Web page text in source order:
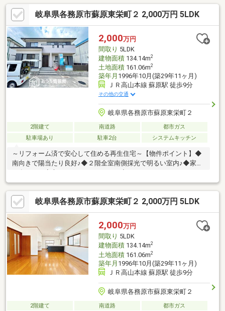
換、クロス張替で内装もピカピカ♪・外壁塗装で外観もリフレッシ
ュ済み！●増築：昭和44年●ファミリーにうれしい4SDK！各居室6
畳以上でゆとりある住空間♪●便利なサービスルーム付き！収納や
趣味部屋としても活用できます♪●陽当たり良好な南向き！明るく
暖かいお住まいで快適生活♪ぜひ一度、現地をご覧ください！お気
軽にお問い合わせください♪セットバック有り
岐阜県各務原市蘇原東栄町２ 2,000万円 5LDK
2,000万円
間取り 5LDK
建物面積134.14m2
土地面積161.06m2
築年月 1996年10月(築29年11ヶ月)
ＪＲ高山本線 蘇原駅 徒歩9分
その他の交通
岐阜県各務原市蘇原東栄町２
2階建て 南道路
都市ガス
駐車場あり
駐車2台 システムキッチン
～リフォーム済で安心して住める再生住宅～【物件ポイント】◆
南向きで陽当たり良好♪◆２階全室南側採光で明るい室内♪◆家族
ト付きで収納充実♪◆水廻りも２０２２年にリフォーム済みで綺
麗♪【周辺環境】・スーパー 徒歩１５分♪・コンビニ 徒歩７分
♪・ドラックストア 徒歩５分♪・子育てしやすい住環境♪◇スー
モに掲載されていない物件情報も多数有！地域密着の担当スタッ
フにお気軽にご相談下さい！◇当社の営業スタッフは住宅ローン
アドバイザーの資格があり、お客様に合わせた資金計画をご提案
致します！ご安心下さい！
岐阜県各務原市蘇原東栄町２ 2,000万円 5LDK
2,000万円
間取り 5LDK
建物面積134.14m2
土地面積161.06m2
築年月 1996年10月(築29年11ヶ月)
ＪＲ高山本線 蘇原駅 徒歩9分
岐阜県各務原市蘇原東栄町２
2階建て 南道路
都市ガス